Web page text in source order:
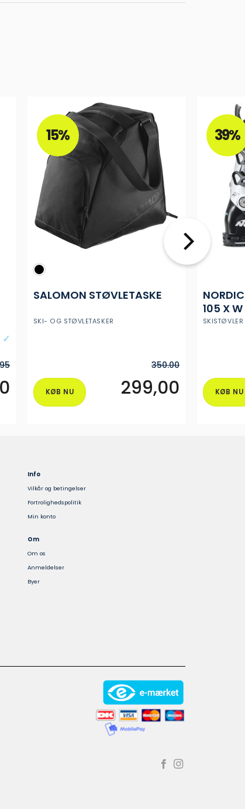
vælges
varesiden
15%
SKI- OG STØVLETASKER
SALOMON STØVLETASKE
KØB NU
350.00
299,00
39%
SKISTØVLER
105 X
– DAME
KØB NU
Info
Vilkår og betingelser
Fortrolighedspolitik
Min konto
Om
Om os
Anmeldelser
Byer